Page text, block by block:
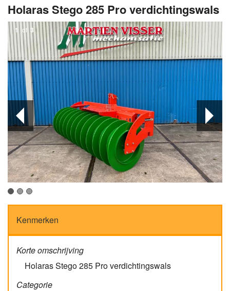
Holaras Stego 285 Pro verdichtingswals
1 of 3
Kenmerken
Korte omschrijving
Holaras Stego 285 Pro verdichtingswals
Categorie